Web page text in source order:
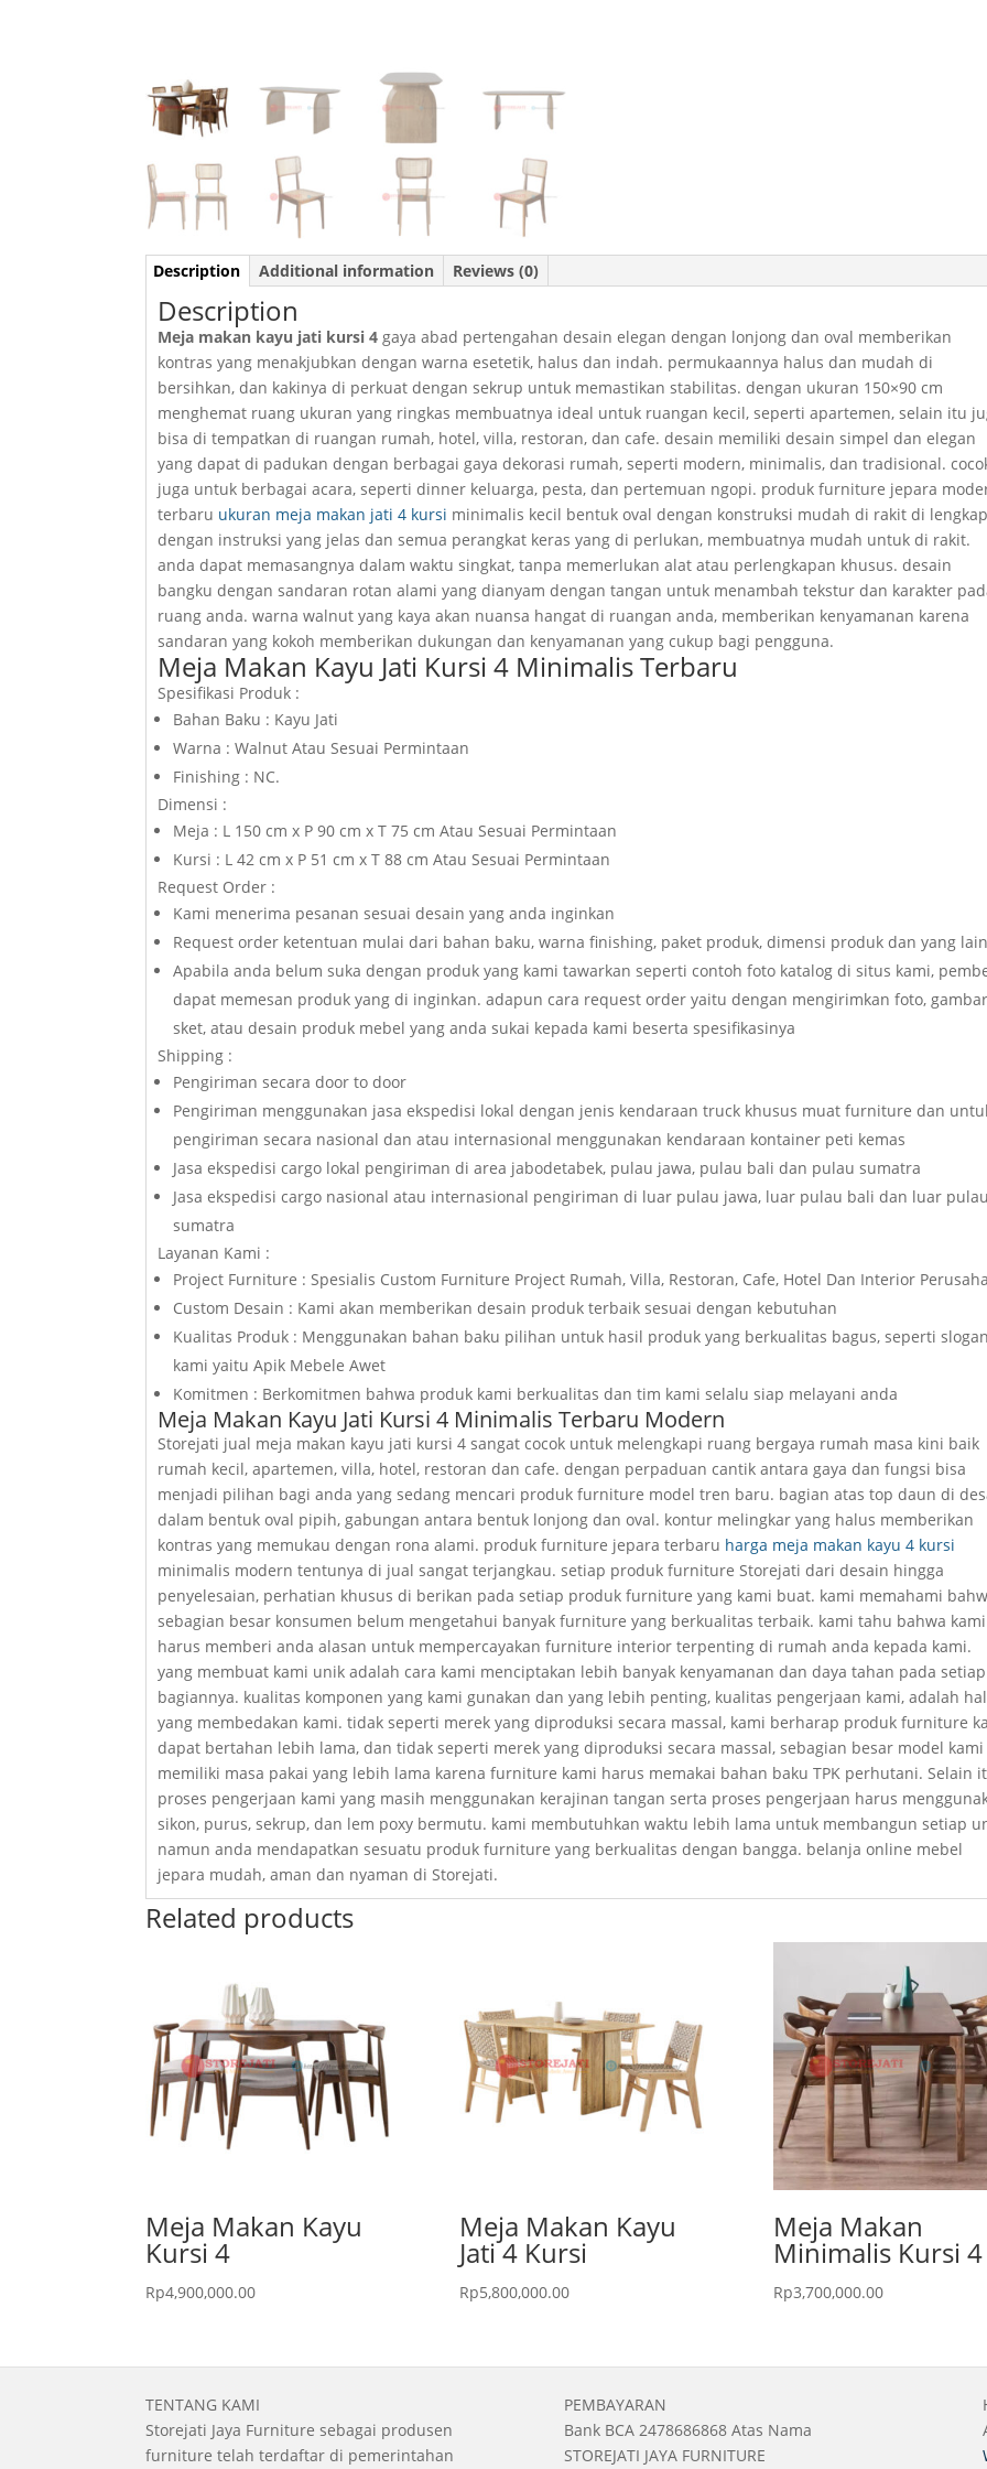
Description Additional information Reviews (0)
Description
Meja makan kayu jati kursi 4 gaya abad pertengahan desain elegan dengan lonjong dan oval memberikan
kontras yang menakjubkan dengan warna esetetik, halus dan indah. permukaannya halus dan mudah di
bersihkan, dan kakinya di perkuat dengan sekrup untuk memastikan stabilitas. dengan ukuran 150×90 cm
menghemat ruang ukuran yang ringkas membuatnya ideal untuk ruangan kecil, seperti apartemen, selain itu
bisa di tempatkan di ruangan rumah, hotel, villa, restoran, dan cafe. desain memiliki desain simpel dan elegan
yang dapat di padukan dengan berbagai gaya dekorasi rumah, seperti modern, minimalis, dan tradisional.
juga untuk berbagai acara, seperti dinner keluarga, pesta, dan pertemuan ngopi. produk furniture jepara
terbaru ukuran meja makan jati 4 kursi minimalis kecil bentuk oval dengan konstruksi mudah di rakit di
dengan instruksi yang jelas dan semua perangkat keras yang di perlukan, membuatnya mudah untuk di rakit.
anda dapat memasangnya dalam waktu singkat, tanpa memerlukan alat atau perlengkapan khusus. desain
bangku dengan sandaran rotan alami yang dianyam dengan tangan untuk menambah tekstur dan karakter
ruang anda. warna walnut yang kaya akan nuansa hangat di ruangan anda, memberikan kenyamanan karena
sandaran yang kokoh memberikan dukungan dan kenyamanan yang cukup bagi pengguna.
Meja Makan Kayu Jati Kursi 4 Minimalis Terbaru
Spesifikasi Produk :
Bahan Baku : Kayu Jati
Warna : Walnut Atau Sesuai Permintaan
Finishing : NC.
Dimensi :
Meja : L 150 cm x P 90 cm x T 75 cm Atau Sesuai Permintaan
Kursi : L 42 cm x P 51 cm x T 88 cm Atau Sesuai Permintaan
Request Order :
Kami menerima pesanan sesuai desain yang anda inginkan
Request order ketentuan mulai dari bahan baku, warna finishing, paket produk, dimensi produk dan yang lain
Apabila anda belum suka dengan produk yang kami tawarkan seperti contoh foto katalog di situs kami,
dapat memesan produk yang di inginkan. adapun cara request order yaitu dengan mengirimkan foto,
sket, atau desain produk mebel yang anda sukai kepada kami beserta spesifikasinya
Shipping :
Pengiriman secara door to door
Pengiriman menggunakan jasa ekspedisi lokal dengan jenis kendaraan truck khusus muat furniture dan
pengiriman secara nasional dan atau internasional menggunakan kendaraan kontainer peti kemas
Jasa ekspedisi cargo lokal pengiriman di area jabodetabek, pulau jawa, pulau bali dan pulau sumatra
Jasa ekspedisi cargo nasional atau internasional pengiriman di luar pulau jawa, luar pulau bali dan luar pulau
sumatra
Layanan Kami :
Project Furniture : Spesialis Custom Furniture Project Rumah, Villa, Restoran, Cafe, Hotel Dan Interior
Custom Desain : Kami akan memberikan desain produk terbaik sesuai dengan kebutuhan
Kualitas Produk : Menggunakan bahan baku pilihan untuk hasil produk yang berkualitas bagus, seperti slogan
kami yaitu Apik Mebele Awet
Komitmen : Berkomitmen bahwa produk kami berkualitas dan tim kami selalu siap melayani anda
Meja Makan Kayu Jati Kursi 4 Minimalis Terbaru Modern
Storejati jual meja makan kayu jati kursi 4 sangat cocok untuk melengkapi ruang bergaya rumah masa kini baik
rumah kecil, apartemen, villa, hotel, restoran dan cafe. dengan perpaduan cantik antara gaya dan fungsi bisa
menjadi pilihan bagi anda yang sedang mencari produk furniture model tren baru. bagian atas top daun di
dalam bentuk oval pipih, gabungan antara bentuk lonjong dan oval. kontur melingkar yang halus memberikan
kontras yang memukau dengan rona alami. produk furniture jepara terbaru harga meja makan kayu 4 kursi
minimalis modern tentunya di jual sangat terjangkau. setiap produk furniture Storejati dari desain hingga
penyelesaian, perhatian khusus di berikan pada setiap produk furniture yang kami buat. kami memahami
sebagian besar konsumen belum mengetahui banyak furniture yang berkualitas terbaik. kami tahu bahwa kami
harus memberi anda alasan untuk mempercayakan furniture interior terpenting di rumah anda kepada kami.
yang membuat kami unik adalah cara kami menciptakan lebih banyak kenyamanan dan daya tahan pada setiap
bagiannya. kualitas komponen yang kami gunakan dan yang lebih penting, kualitas pengerjaan kami, adalah hal
yang membedakan kami. tidak seperti merek yang diproduksi secara massal, kami berharap produk furniture
dapat bertahan lebih lama, dan tidak seperti merek yang diproduksi secara massal, sebagian besar model kami
memiliki masa pakai yang lebih lama karena furniture kami harus memakai bahan baku TPK perhutani. Selain
proses pengerjaan kami yang masih menggunakan kerajinan tangan serta proses pengerjaan harus
sikon, purus, sekrup, dan lem poxy bermutu. kami membutuhkan waktu lebih lama untuk membangun setiap
namun anda mendapatkan sesuatu produk furniture yang berkualitas dengan bangga. belanja online mebel
jepara mudah, aman dan nyaman di Storejati.
Related products
Meja Makan Kayu
Kursi 4
Rp4,900,000.00
Meja Makan Kayu
Jati 4 Kursi
Rp5,800,000.00
Meja Makan
Minimalis Kursi 4
Rp3,700,000.00
TENTANG KAMI
Storejati Jaya Furniture sebagai produsen
furniture telah terdaftar di pemerintahan
PEMBAYARAN
Bank BCA 2478686868 Atas Nama
STOREJATI JAYA FURNITURE